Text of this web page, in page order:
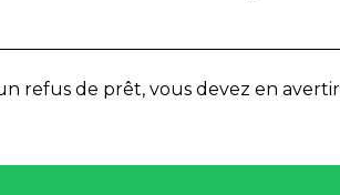
refus de prêt, vous devez en